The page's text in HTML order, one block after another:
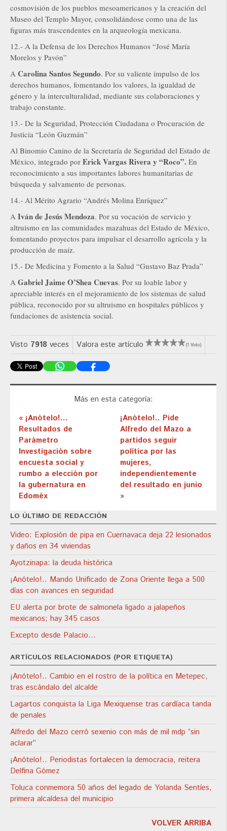
cosmovisión de los pueblos mesoamericanos y la creación del
Museo del Templo Mayor, consolidándose como una de las
figuras más trascendentes en la arqueología mexicana.
12.- A la Defensa de los Derechos Humanos “José María
Morelos y Pavón”
A Carolina Santos Segundo. Por su valiente impulso de los
derechos humanos, fomentando los valores, la igualdad de
género y la interculturalidad, mediante sus colaboraciones y
trabajo constante.
13.- De la Seguridad, Protección Ciudadana o Procuración de
Justicia “León Guzmán”
Al Binomio Canino de la Secretaría de Seguridad del Estado de
México, integrado por Erick Vargas Rivera y “Roco”. En
reconocimiento a sus importantes labores humanitarias de
búsqueda y salvamento de personas.
14.- Al Mérito Agrario “Andrés Molina Enríquez”
A Iván de Jesús Mendoza. Por su vocación de servicio y
altruismo en las comunidades mazahuas del Estado de México,
fomentando proyectos para impulsar el desarrollo agrícola y la
producción de maíz.
15.- De Medicina y Fomento a la Salud “Gustavo Baz Prada”
A Gabriel Jaime O’Shea Cuevas. Por su loable labor y
apreciable interés en el mejoramiento de los sistemas de salud
pública, reconocido por su altruismo en hospitales públicos y
fundaciones de asistencia social.
Visto 7918 veces Valora este artículo (1 Voto)
Más en esta categoría:
« ¡Anótelo!...
Resultados de
Parámetro
Investigación sobre
encuesta social y
rumbo a elección por
la gubernatura en
Edoméx
¡Anótelo!.. Pide
Alfredo del Mazo a
partidos seguir
política por las
mujeres,
independientemente
del resultado en junio
»
LO ÚLTIMO DE REDACCIÓN
Video: Explosión de pipa en Cuernavaca deja 22 lesionados
y daños en 34 viviendas
Ayotzinapa: la deuda histórica
¡Anótelo!.. Mando Unificado de Zona Oriente llega a 500
días con avances en seguridad
EU alerta por brote de salmonela ligado a jalapeños
mexicanos; hay 345 casos
Excepto desde Palacio…
ARTÍCULOS RELACIONADOS (POR ETIQUETA)
¡Anótelo!.. Cambio en el rostro de la política en Metepec,
tras escándalo del alcalde
Lagartos conquista la Liga Mexiquense tras cardíaca tanda
de penales
Alfredo del Mazo cerró sexenio con más de mil mdp “sin
aclarar”
¡Anótelo!.. Periodistas fortalecen la democracia, reitera
Delfina Gómez
Toluca conmemora 50 años del legado de Yolanda Sentíes,
primera alcaldesa del municipio
VOLVER ARRIBA